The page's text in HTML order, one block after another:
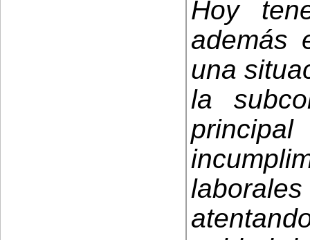
Hoy
además
una
la